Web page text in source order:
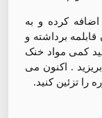
کرده و به
قابلمه برداشته و
کمی مواد خنک
. اکنون می
را تزئین کنید.